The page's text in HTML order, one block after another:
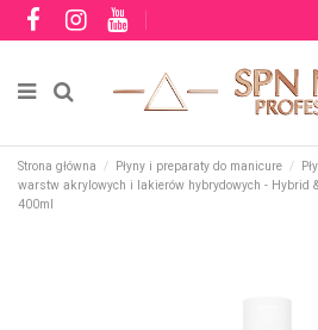
Strona główna Płyny i preparaty do manicure
warstw akrylowych i lakierów hybrydowych - Hybrid
400ml